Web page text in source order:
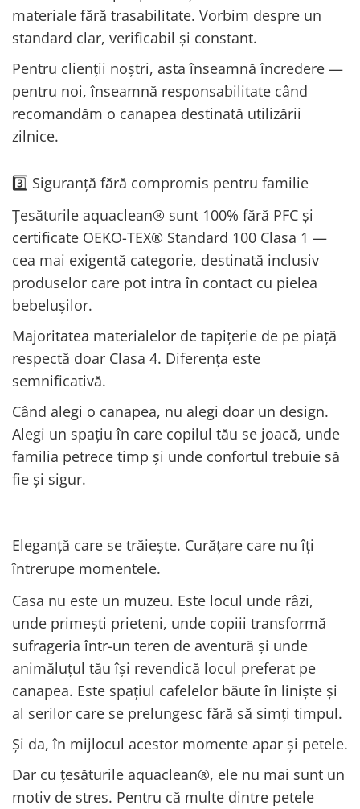
materiale fără trasabilitate. Vorbim despre un
standard clar, verificabil și constant.
Pentru clienții noștri, asta înseamnă încredere —
pentru noi, înseamnă responsabilitate când
recomandăm o canapea destinată utilizării
zilnice.
3️⃣ Siguranță fără compromis pentru familie
Țesăturile aquaclean® sunt 100% fără PFC și
certificate OEKO-TEX® Standard 100 Clasa 1 —
cea mai exigentă categorie, destinată inclusiv
produselor care pot intra în contact cu pielea
bebelușilor.
Majoritatea materialelor de tapițerie de pe piață
respectă doar Clasa 4. Diferența este
semnificativă.
Când alegi o canapea, nu alegi doar un design.
Alegi un spațiu în care copilul tău se joacă, unde
familia petrece timp și unde confortul trebuie să
fie și sigur.
Eleganță care se trăiește. Curățare care nu îți
întrerupe momentele.
Casa nu este un muzeu. Este locul unde râzi,
unde primești prieteni, unde copiii transformă
sufrageria într-un teren de aventură și unde
animăluțul tău își revendică locul preferat pe
canapea. Este spațiul cafelelor băute în liniște și
al serilor care se prelungesc fără să simți timpul.
Și da, în mijlocul acestor momente apar și petele.
Dar cu țesăturile aquaclean®, ele nu mai sunt un
motiv de stres. Pentru că multe dintre petele